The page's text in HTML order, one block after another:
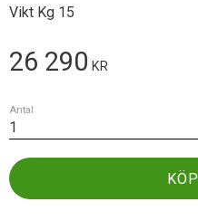
Vikt Kg 15
26 290 KR
Antal
KÖP